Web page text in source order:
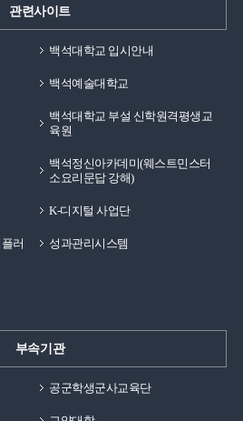
관련사이트
백석대학교 입시안내
백석예술대학교
백석대학교 부설 신학원격평생교
육원
백석정신아카데미(웨스트민스터
소요리문답 강해)
K-디지털 사업단
러
성과관리시스템
부속기관
공군학생군사교육단